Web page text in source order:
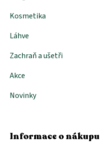
Kosmetika
Láhve
Zachraň a ušetři
Akce
Novinky
Informace o nákupu